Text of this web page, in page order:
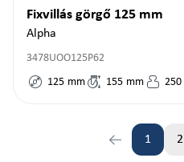
Fixvillás görgő 125 mm
Alpha
3478UOO125P62
125 mm 155 mm 250
Oldal
1 2